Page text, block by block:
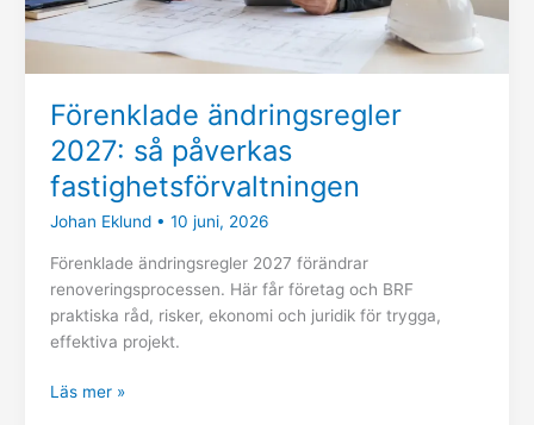
Förenklade ändringsregler
2027: så påverkas
fastighetsförvaltningen
Johan Eklund • 10 juni, 2026
Förenklade ändringsregler 2027 förändrar
renoveringsprocessen. Här får företag och BRF
praktiska råd, risker, ekonomi och juridik för trygga,
effektiva projekt.
Läs mer »